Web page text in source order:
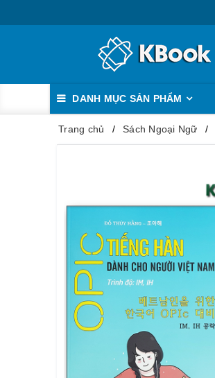
DANH MỤC SẢN PHẨM
Trang chủ Sách Ngoại Ngữ